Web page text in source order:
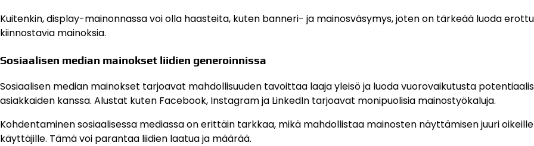
Kuitenkin, display-mainonnassa voi olla haasteita, kuten banneri- ja mainosväsymys, joten on tärkeää luoda
kiinnostavia mainoksia.
Sosiaalisen median mainokset liidien generoinnissa
Sosiaalisen median mainokset tarjoavat mahdollisuuden tavoittaa laaja yleisö ja luoda vuorovaikutusta
asiakkaiden kanssa. Alustat kuten Facebook, Instagram ja LinkedIn tarjoavat monipuolisia mainostyökaluja.
Kohdentaminen sosiaalisessa mediassa on erittäin tarkkaa, mikä mahdollistaa mainosten näyttämisen juuri oikeille
käyttäjille. Tämä voi parantaa liidien laatua ja määrää.